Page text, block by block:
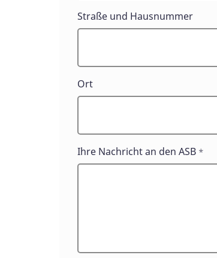
Straße und Hausnummer
Ort
Ihre Nachricht an den ASB *